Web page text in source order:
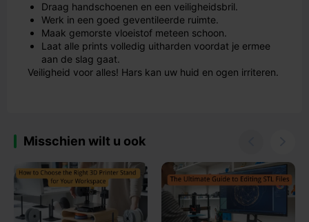
Draag handschoenen en een veiligheidsbril.
Werk in een goed geventileerde ruimte.
Maak gemorste vloeistof meteen schoon.
Laat alle prints volledig uitharden voordat je ermee
aan de slag gaat.
Veiligheid voor alles! Hars kan uw huid en ogen irriteren.
Misschien wilt u ook